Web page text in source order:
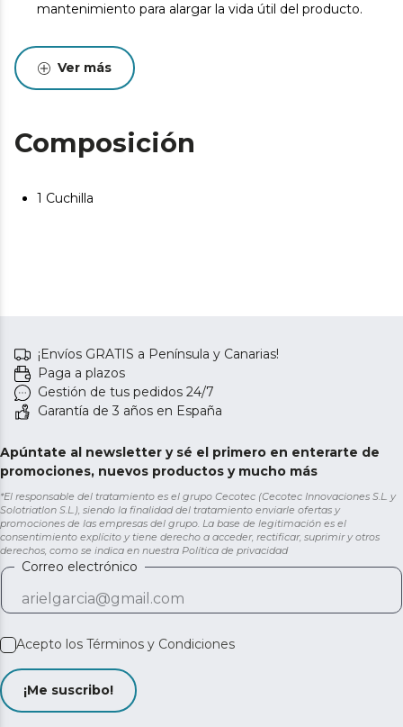
mantenimiento para alargar la vida útil del producto.
Ver más
Composición
1 Cuchilla
¡Envíos GRATIS a Península y Canarias!
Paga a plazos
Gestión de tus pedidos 24/7
Garantía de 3 años en España
Apúntate al newsletter y sé el primero en enterarte de
promociones, nuevos productos y mucho más
*El responsable del tratamiento es el grupo Cecotec (Cecotec Innovaciones S.L. y
Solotriatlon S.L.), siendo la finalidad del tratamiento enviarle ofertas y
promociones de las empresas del grupo. La base de legitimación es el
consentimiento explícito y tiene derecho a acceder, rectificar, suprimir y otros
derechos, como se indica en nuestra Política de privacidad
Correo electrónico
Acepto los Términos y Condiciones
¡Me suscribo!